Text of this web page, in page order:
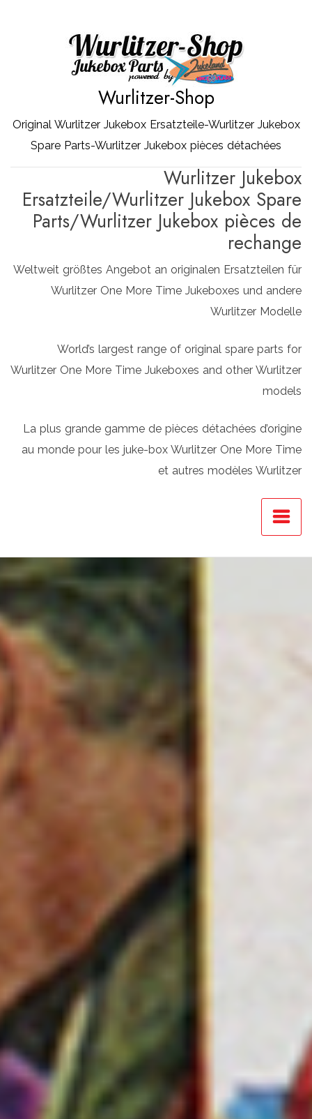
Wurlitzer-Shop
Original Wurlitzer Jukebox Ersatzteile-Wurlitzer Jukebox
Spare Parts-Wurlitzer Jukebox pièces détachées
Wurlitzer Jukebox
Ersatzteile/Wurlitzer Jukebox Spare
Parts/Wurlitzer Jukebox pièces de
rechange
Weltweit größtes Angebot an originalen Ersatzteilen für
Wurlitzer One More Time Jukeboxes und andere
Wurlitzer Modelle
World’s largest range of original spare parts for
Wurlitzer One More Time Jukeboxes and other Wurlitzer
models
La plus grande gamme de pièces détachées d’origine
au monde pour les juke-box Wurlitzer One More Time
et autres modèles Wurlitzer